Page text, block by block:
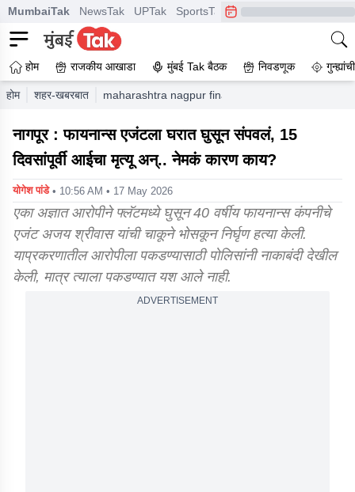
MumbaiTak NewsTak UPTak SportsTak CrimeTak
होम राजकीय आखाडा मुंबई Tak बैठक निवडणूक
होम शहर-खबरबात maharashtra nagpur finance agent killed brutally
नागपूर : फायनान्स एजंटला घरात घुसून संपवलं, 15
दिवसांपूर्वी आईचा मृत्यू अन्.. नेमकं कारण काय?
योगेश पांडे • 10:56 AM • 17 May 2026
एका अज्ञात आरोपीने फ्लॅटमध्ये घुसून 40 वर्षीय फायनान्स कंपनीचे
एजंट अजय श्रीवास यांची चाकूने भोसकून निर्घृण हत्या केली.
याप्रकरणातील आरोपीला पकडण्यासाठी पोलिसांनी नाकाबंदी देखील
केली, मात्र त्याला पकडण्यात यश आले नाही.
ADVERTISEMENT